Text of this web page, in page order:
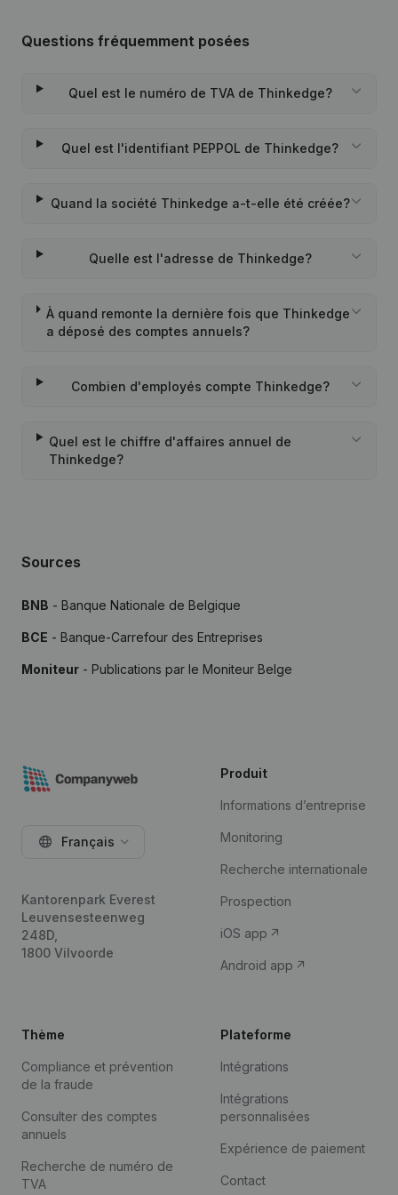
Questions fréquemment posées
Quel est le numéro de TVA de Thinkedge?
Quel est l'identifiant PEPPOL de Thinkedge?
Quand la société Thinkedge a-t-elle été créée?
Quelle est l'adresse de Thinkedge?
À quand remonte la dernière fois que Thinkedge
a déposé des comptes annuels?
Combien d'employés compte Thinkedge?
Quel est le chiffre d'affaires annuel de
Thinkedge?
Sources
BNB - Banque Nationale de Belgique
BCE - Banque-Carrefour des Entreprises
Moniteur - Publications par le Moniteur Belge
Français
Kantorenpark Everest
Leuvensesteenweg
248D,
1800 Vilvoorde
Produit
Informations d’entreprise
Monitoring
Recherche internationale
Prospection
iOS app
Android app
Thème
Compliance et prévention
de la fraude
Consulter des comptes
annuels
Recherche de numéro de
TVA
Plateforme
Intégrations
Intégrations
personnalisées
Expérience de paiement
Contact